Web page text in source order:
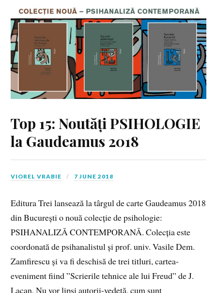
Top 15: Noutăți PSIHOLOGIE
la Gaudeamus 2018
VIOREL VRABIE 7 JUNE 2018
Editura Trei lansează la târgul de carte Gaudeamus 2018
din București o nouă colecție de psihologie:
PSIHANALIZĂ CONTEMPORANĂ. Colecția este
coordonată de psihanalistul și prof. univ. Vasile Dem.
Zamfirescu și va fi deschisă de trei titluri, cartea-
eveniment fiind ”Scrierile tehnice ale lui Freud” de J.
Lacan. Nu vor lipsi autorii-vedetă, cum sunt